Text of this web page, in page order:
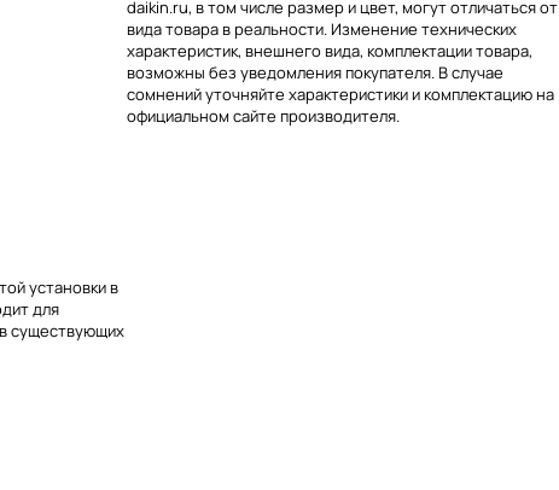
установки в
для
существующих
daikin.ru, в том числе размер и цвет, могут отличаться от
вида товара в реальности. Изменение технических
характеристик, внешнего вида, комплектации товара,
возможны без уведомления покупателя. В случае
сомнений уточняйте характеристики и комплектацию на
официальном сайте производителя.